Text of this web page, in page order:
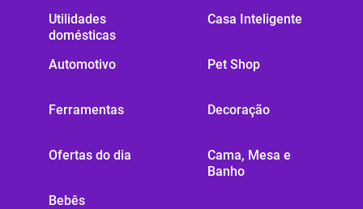
Utilidades
domésticas
Automotivo
Ferramentas
Ofertas do dia
Bebês
Casa Inteligente
Pet Shop
Decoração
Cama, Mesa e
Banho